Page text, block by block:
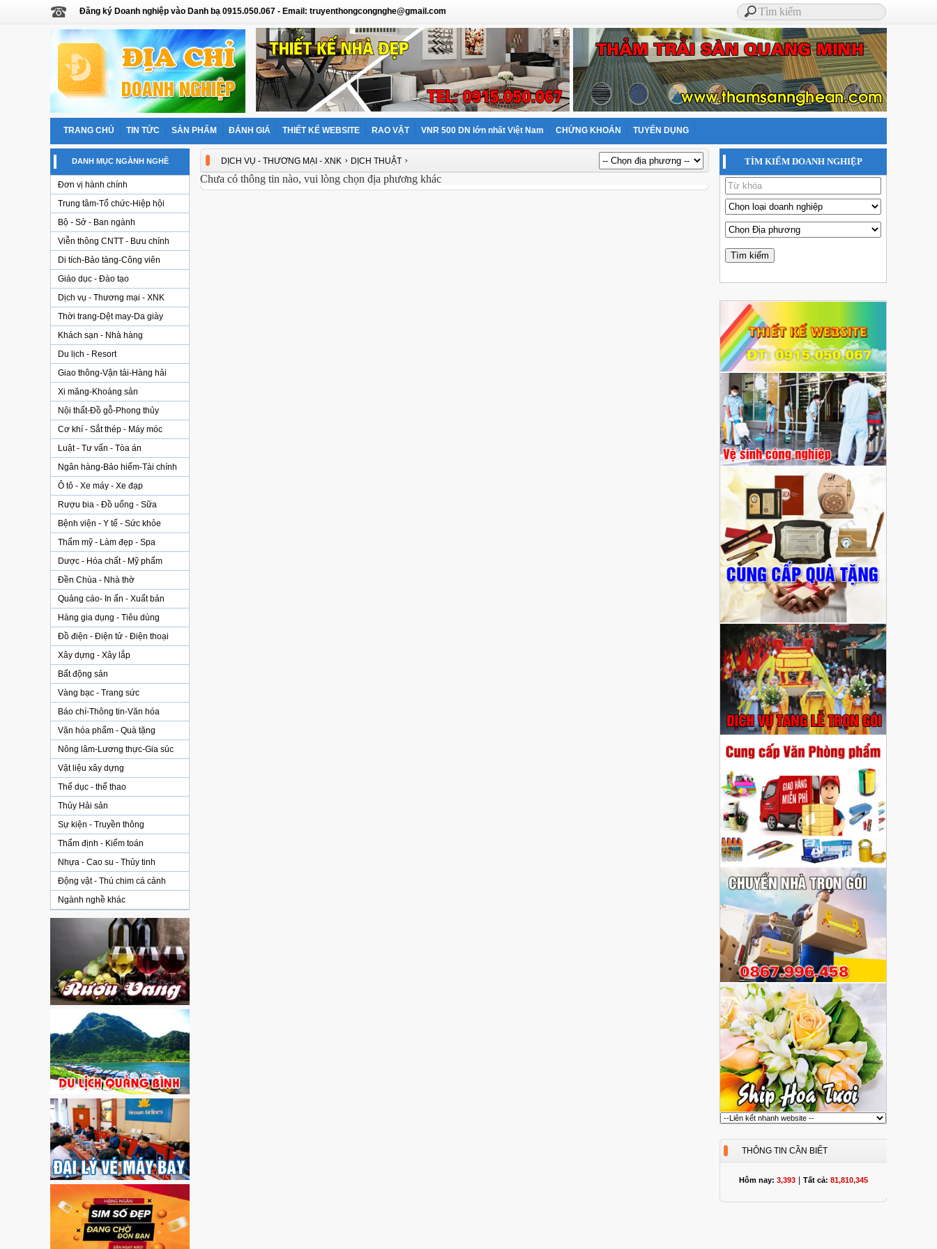
Đăng ký Doanh nghiệp vào Danh bạ 0915.050.067 - Email: truyenthongcongnghe@gmail.com
TRANG CHỦ TIN TỨC SẢN PHẨM ĐÁNH GIÁ THIẾT KẾ WEBSITE RAO VẶT VNR 500 DN lớn nhất Việt Nam CHỨNG KHOÁN TUYỂN DỤNG
DANH MỤC NGÀNH NGHỀ
Đơn vị hành chính
Trung tâm-Tổ chức-Hiệp hội
Bộ - Sở - Ban ngành
Viễn thông CNTT - Bưu chính
Di tích-Bảo tàng-Công viên
Giáo dục - Đào tạo
Dịch vụ - Thương mại - XNK
Thời trang-Dệt may-Da giày
Khách sạn - Nhà hàng
Du lịch - Resort
Giao thông-Vận tải-Hàng hải
Xi măng-Khoáng sản
Nội thất-Đồ gỗ-Phong thủy
Cơ khí - Sắt thép - Máy móc
Luật - Tư vấn - Tòa án
Ngân hàng-Bảo hiểm-Tài chính
Ô tô - Xe máy - Xe đạp
Rượu bia - Đồ uống - Sữa
Bệnh viện - Y tế - Sức khỏe
Thẩm mỹ - Làm đẹp - Spa
Dược - Hóa chất - Mỹ phẩm
Đền Chùa - Nhà thờ
Quảng cáo- In ấn - Xuất bản
Hàng gia dụng - Tiêu dùng
Đồ điện - Điện tử - Điện thoại
Xây dựng - Xây lắp
Bất động sản
Vàng bạc - Trang sức
Báo chí-Thông tin-Văn hóa
Văn hóa phẩm - Quà tặng
Nông lâm-Lương thực-Gia súc
Vật liệu xây dựng
Thể dục - thể thao
Thủy Hải sản
Sự kiện - Truyền thông
Thẩm định - Kiểm toán
Nhựa - Cao su - Thủy tinh
Động vật - Thú chim cá cảnh
Ngành nghề khác
DỊCH VỤ - THƯƠNG MẠI - XNK › DỊCH THUẬT›
Chưa có thông tin nào, vui lòng chọn địa phương khác
TÌM KIẾM DOANH NGHIỆP
THÔNG TIN CẦN BIẾT
Hôm nay: 3,393 Tất cả: 81,810,345